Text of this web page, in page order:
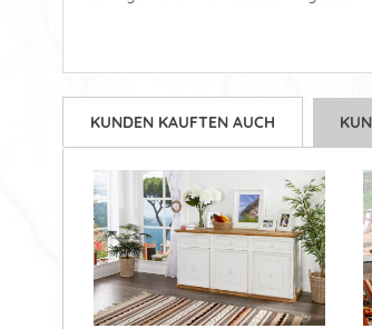
KUNDEN KAUFTEN AUCH